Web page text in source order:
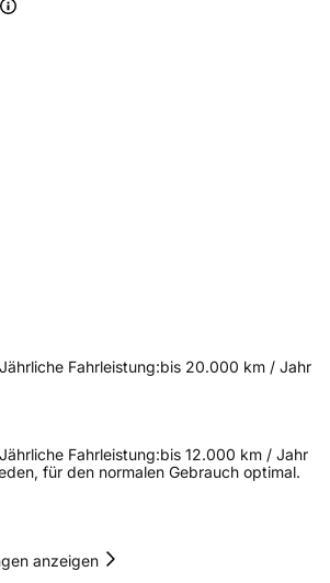
Jährliche Fahrleistung:bis 20.000 km / Jahr
Jährliche Fahrleistung:bis 12.000 km / Jahr
für den normalen Gebrauch optimal.
anzeigen